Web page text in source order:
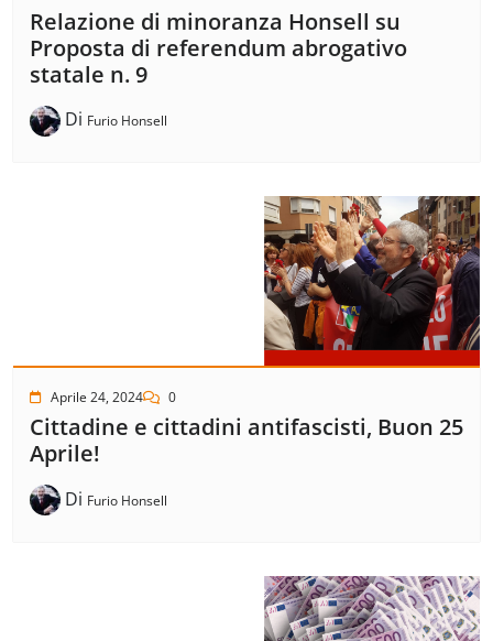
Relazione di minoranza Honsell su
Proposta di referendum abrogativo
statale n. 9
Di Furio Honsell
Aprile 24, 2024 0
Cittadine e cittadini antifascisti, Buon 25
Aprile!
Di Furio Honsell